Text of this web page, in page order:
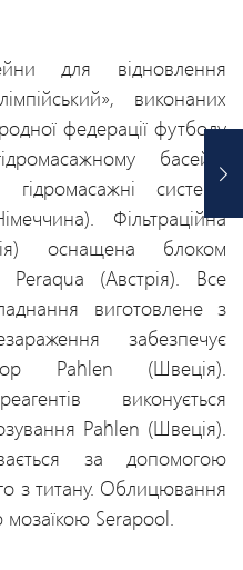
для відновлення
виконаних
федерації футболу
басейні
системи
Фільтраційна
оснащена блоком
Peraqua (Австрія). Все
виготовлене з
забезпечує
Pahlen (Швеція).
виконується
Pahlen (Швеція).
за допомогою
з титану. Облицювання
Serapool.